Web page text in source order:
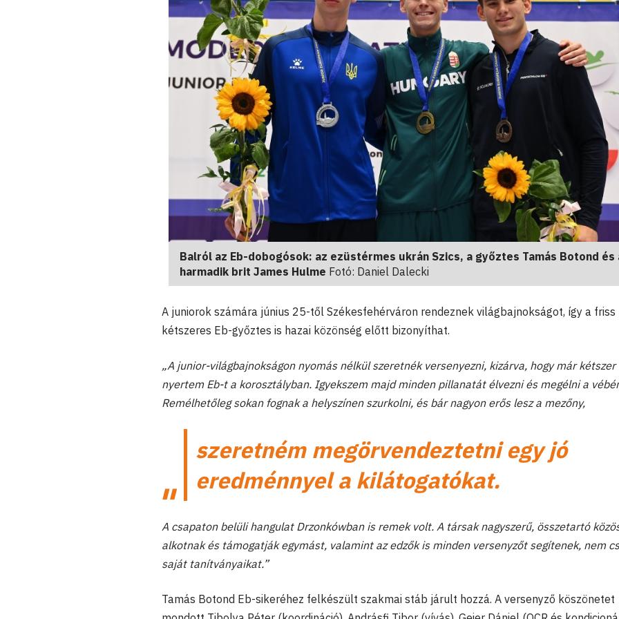
Balról az Eb-dobogósok: az ezüstérmes ukrán Szics, a győztes Tamás Botond és
harmadik brit James Hulme Fotó: Daniel Dalecki
A juniorok számára június 25-től Székesfehérváron rendeznek világbajnokságot, így a friss
kétszeres Eb-győztes is hazai közönség előtt bizonyíthat.
„A junior-világbajnokságon nyomás nélkül szeretnék versenyezni, kizárva, hogy már kétszer
nyertem Eb-t a korosztályban. Igyekszem majd minden pillanatát élvezni és megélni a
Remélhetőleg sokan fognak a helyszínen szurkolni, és bár nagyon erős lesz a mezőny,
szeretném megörvendeztetni egy jó
eredménnyel a kilátogatókat.
A csapaton belüli hangulat Drzonkówban is remek volt. A társak nagyszerű, összetartó
alkotnak és támogatják egymást, valamint az edzők is minden versenyzőt segítenek, nem
saját tanítványaikat.”
Tamás Botond Eb-sikeréhez felkészült szakmai stáb járult hozzá. A versenyző köszönetet